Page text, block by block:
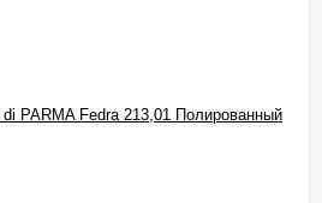
di PARMA Fedra 213,01 Полированный